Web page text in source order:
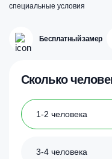
специальные условия
Бесплатный замер
Сколько
1-2 человека
3-4 человека